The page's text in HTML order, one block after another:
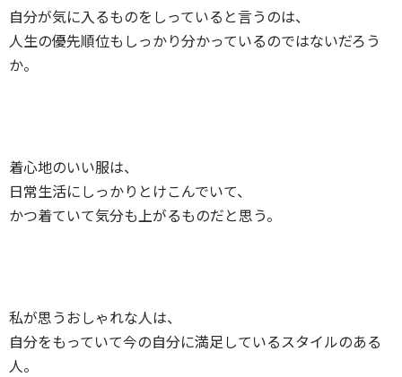
自分が気に入るものをしっていると言うのは、
人生の優先順位もしっかり分かっているのではないだろう
か。
着心地のいい服は、
日常生活にしっかりとけこんでいて、
かつ着ていて気分も上がるものだと思う。
私が思うおしゃれな人は、
自分をもっていて今の自分に満足しているスタイルのある
人。